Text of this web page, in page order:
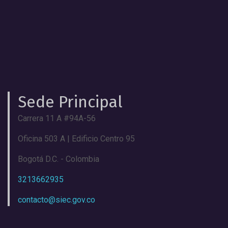
Sede Principal
Carrera 11 A #94A-56
Oficina 503 A | Edificio Centro 95
Bogotá D.C. - Colombia
3213662935
contacto@siec.gov.co